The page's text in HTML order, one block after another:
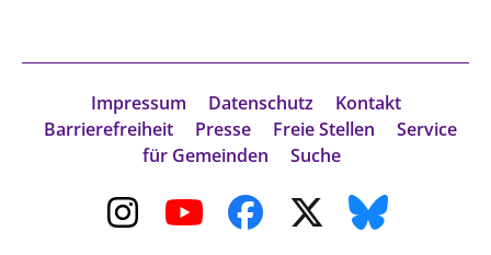
Impressum Datenschutz
Kontakt
Barrierefreiheit
Presse Freie Stellen
Service
für Gemeinden
Suche